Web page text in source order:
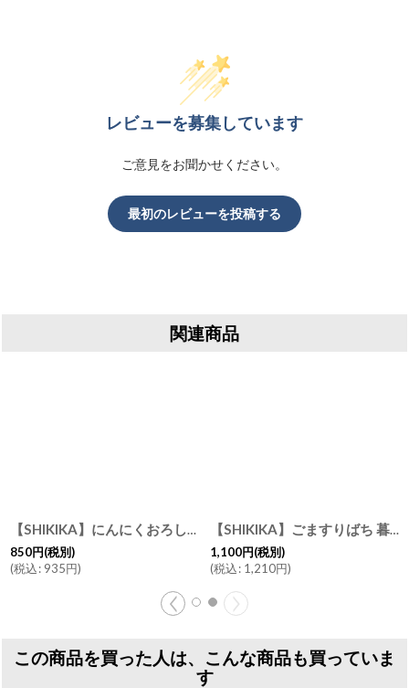
レビューを募集しています
ご意見をお聞かせください。
最初のレビューを投稿する
関連商品
【SHIKIKA】にんにくおろし 暮らしの小道具 にんにく 擦りおろし 白 磁器 美濃焼 日本製SALLIU
850円(税別)
(税込: 935円)
【SHIKIKA】ごますりばち 暮らしの小道具 すりばち すり鉢 ごま 美濃焼
1,100円(税別)
(税込: 1,210円)
この商品を買った人は、こんな商品も買っていま
す